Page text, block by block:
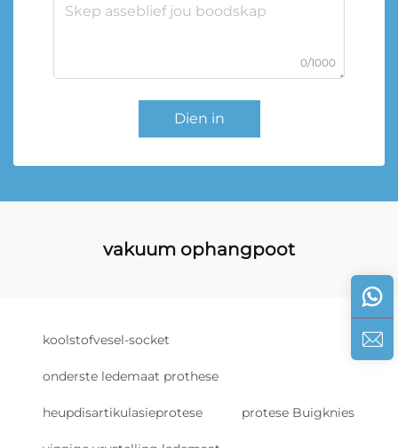
0/1000
Dien in
vakuum ophangpoot
koolstofvesel-socket
onderste ledemaat prothese
heupdisartikulasieprotese protese Buigknies